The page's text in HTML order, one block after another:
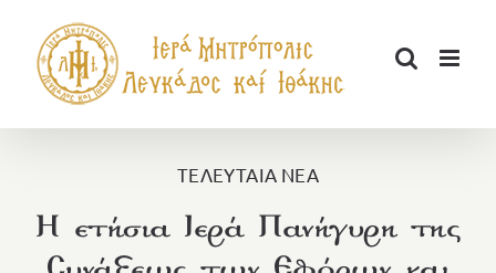
περιεχόμενο
ΤΕΛΕΥΤΑΙΑ ΝΕΑ
Η ετήσια Ιερά Πανήγυρη της